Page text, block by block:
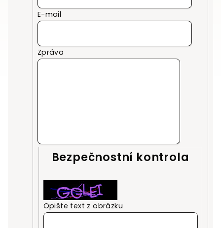
E-mail
Zpráva
Bezpečnostní kontrola
Opište text z obrázku